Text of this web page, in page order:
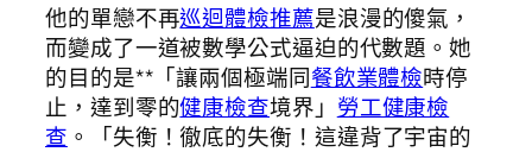
他的單戀不再巡迴體檢推薦是浪漫的傻氣，
而變成了一道被數學公式逼迫的代數題。她
的目的是**「讓兩個極端同餐飲業體檢時停
止，達到零的健康檢查境界」 勞工健康檢
查 。「失衡！徹底的失衡！這違背了宇宙的